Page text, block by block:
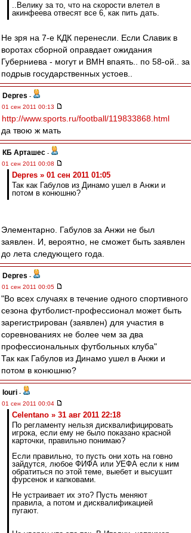
..Велику за то, что на скорости влетел в
акинфеева отвесят все 6, как пить дать.
Не зря на 7-е КДК перенесли. Если Славик в
воротах сборной оправдает ожидания
Губерниева - могут и ВМН впаять.. по 58-ой.. за
подрыв государственных устоев..
Depres -
01 сен 2011 00:13
http://www.sports.ru/football/119833868.html
да твою ж мать
КБ Арташес -
01 сен 2011 00:08
Depres » 01 сен 2011 01:05
Так как Габулов из Динамо ушел в Анжи и
потом в конюшню?
Элементарно. Габулов за Анжи не был
заявлен. И, вероятно, не сможет быть заявлен
до лета следующего года.
Depres -
01 сен 2011 00:05
"Во всех случаях в течение одного спортивного
сезона футболист-профессионал может быть
зарегистрирован (заявлен) для участия в
соревнованиях не более чем за два
профессиональных футбольных клуба"
Так как Габулов из Динамо ушел в Анжи и
потом в конюшню?
Iouri -
01 сен 2011 00:04
Celentano » 31 авг 2011 22:18
По регламенту нельзя дисквалифицировать
игрока, если ему не было показано красной
карточки, правильно понимаю?
Если правильно, то пусть они хоть на говно
зайдутся, любое ФИФА или УЕФА если к ним
обратиться по этой теме, выебет и высушит
фурсенок и капковами.
Не устраивает их это? Пусть меняют
правила, а потом и дисквалификацией
пугают.